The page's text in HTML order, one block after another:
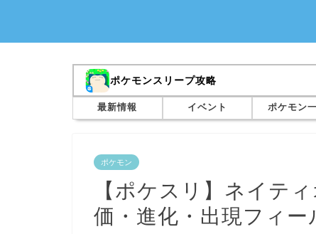
ポケモンスリープ攻略
最新情報 イベント ポケモン
ポケモン
【ポケスリ】ネイテ
価・進化・出現フィー